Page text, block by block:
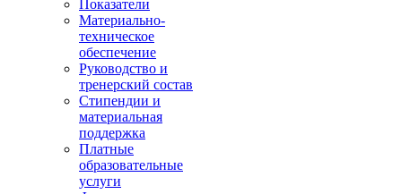
Показатели
Материально-
техническое
обеспечение
Руководство и
тренерский состав
Стипендии и
материальная
поддержка
Платные
образовательные
услуги